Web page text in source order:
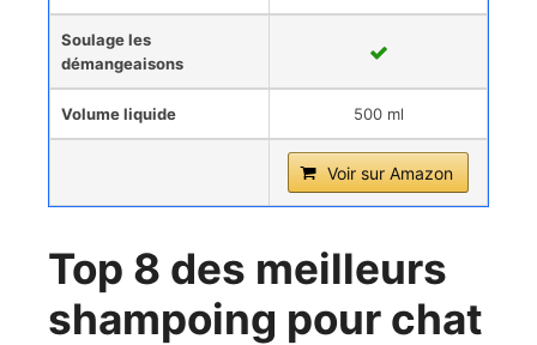
Soulage les
démangeaisons
Volume liquide 500 ml
Voir sur Amazon
Top 8 des meilleurs
shampoing pour chat